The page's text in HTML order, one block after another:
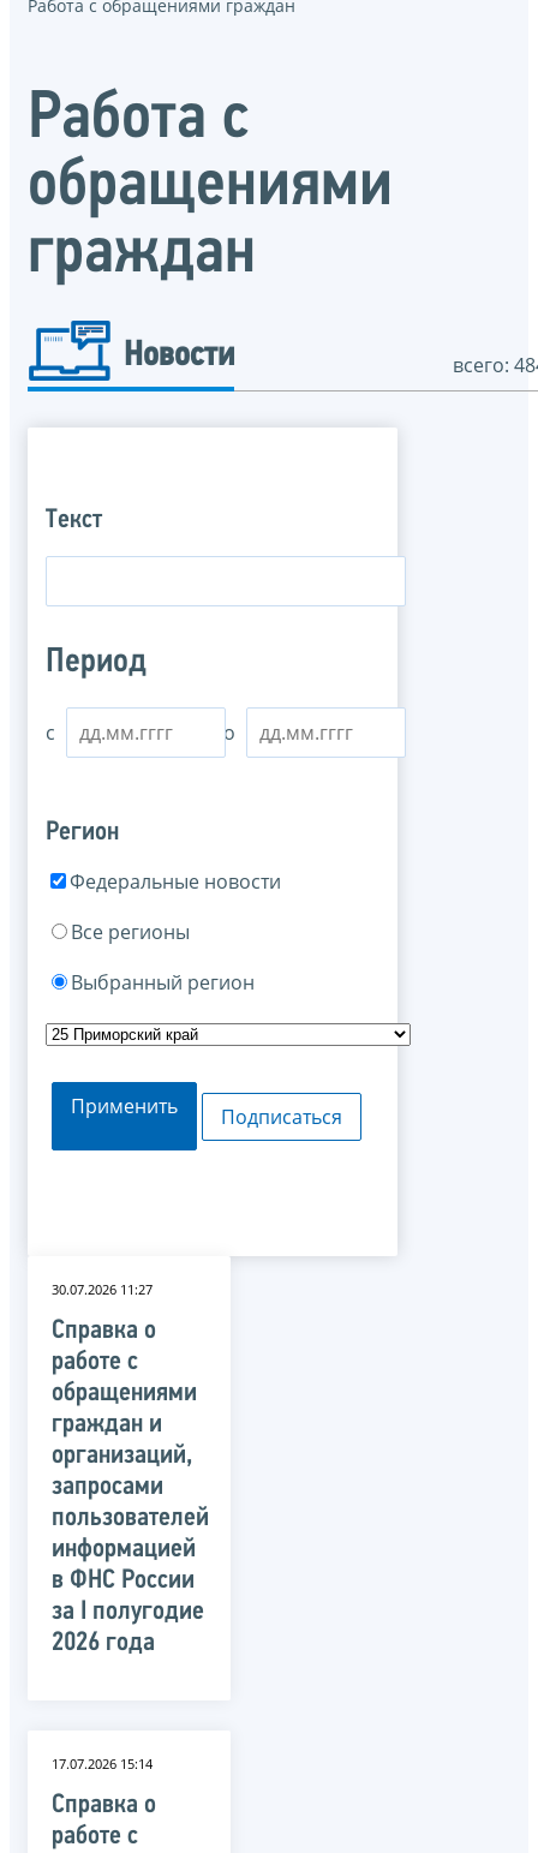
Работа с обращениями граждан
Работа с
обращениями
граждан
Новости всего:
Текст
Период
с по
Регион
Федеральные новости
Все регионы
Выбранный регион
Применить Подписаться
30.07.2026 11:27
Справка о
работе с
обращениями
граждан и
организаций,
запросами
пользователей
информацией
в ФНС России
за I полугодие
2026 года
17.07.2026 15:14
Справка о
работе с